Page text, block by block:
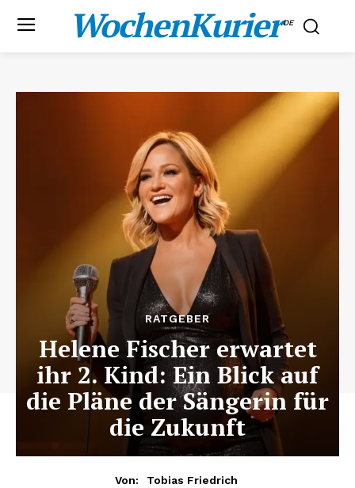
WochenKurier.DE
RATGEBER
Helene Fischer erwartet
ihr 2. Kind: Ein Blick auf
die Pläne der Sängerin für
die Zukunft
Von:
Tobias Friedrich